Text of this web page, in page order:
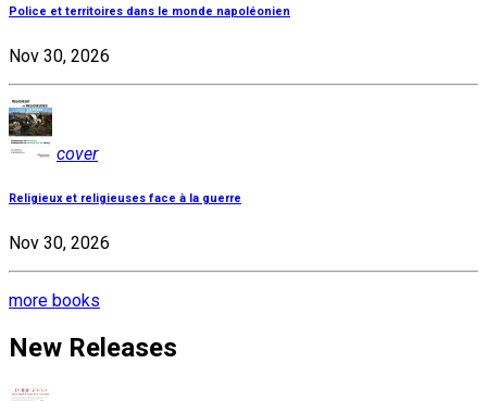
Police et territoires dans le monde napoléonien
Nov 30, 2026
cover
Religieux et religieuses face à la guerre
Nov 30, 2026
more books
New Releases